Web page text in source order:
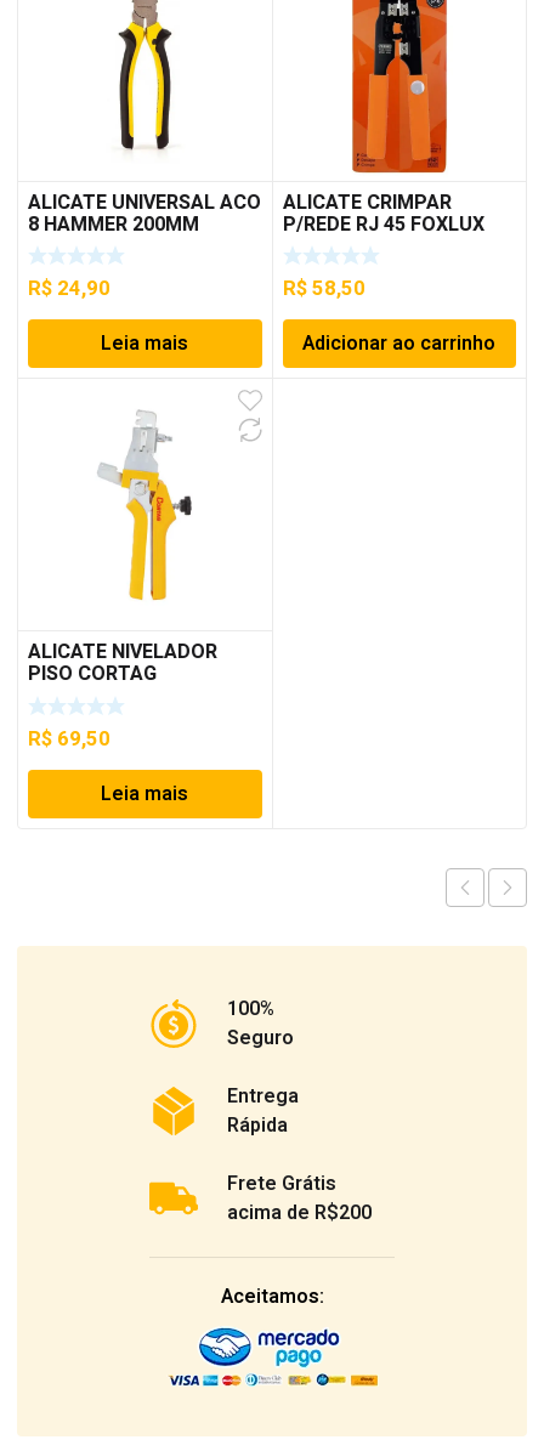
ALICATE UNIVERSAL ACO
8 HAMMER 200MM
R$ 24,90
Leia mais
ALICATE CRIMPAR
P/REDE RJ 45 FOXLUX
R$58,50
Adicionar ao carrinho
ALICATE NIVELADOR
PISO CORTAG
R$ 69,50
Leia mais
100%
Seguro
Entrega
Rápida
Frete Grátis
acima de R$200
Aceitamos: